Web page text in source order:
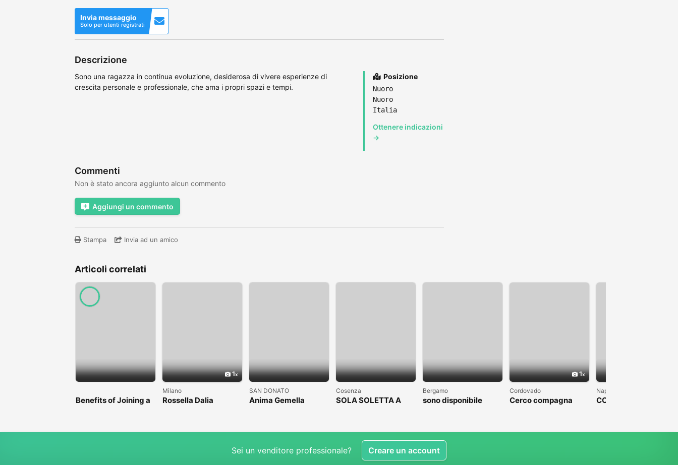
Invia messaggio
Solo per utenti registrati
Descrizione
Sono una ragazza in continua evoluzione, desiderosa di vivere esperienze di
crescita personale e professionale, che ama i propri spazi e tempi.
Posizione
Nuoro
Nuoro
Italia
Ottenere indicazioni
→
Commenti
Non è stato ancora aggiunto alcun commento
Aggiungi un commento
Stampa Invia ad un amico
Articoli correlati
Benefits of Joining a
1
Milano
Rossella Dalia
SAN DONATO
Anima Gemella
Cosenza
SOLA SOLETTA A
Bergamo
sono disponibile
1
Cordovado
Cerco compagna
Napoli
COLPO DI FULMINE
Sei un venditore professionale? Creare un account